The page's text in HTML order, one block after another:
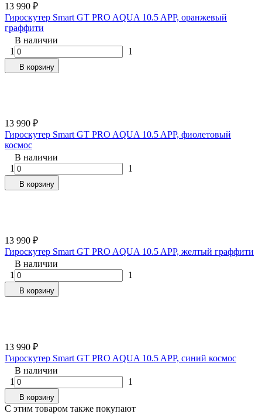
13 990 ₽
Гироскутер Smart GT PRO AQUA 10.5 APP, оранжевый
граффити
В наличии
1
1
В корзину
13 990 ₽
Гироскутер Smart GT PRO AQUA 10.5 APP, фиолетовый
космос
В наличии
1
1
В корзину
13 990 ₽
Гироскутер Smart GT PRO AQUA 10.5 APP, желтый граффити
В наличии
1
1
В корзину
13 990 ₽
Гироскутер Smart GT PRO AQUA 10.5 APP, синий космос
В наличии
1
1
В корзину
C этим товаром также покупают